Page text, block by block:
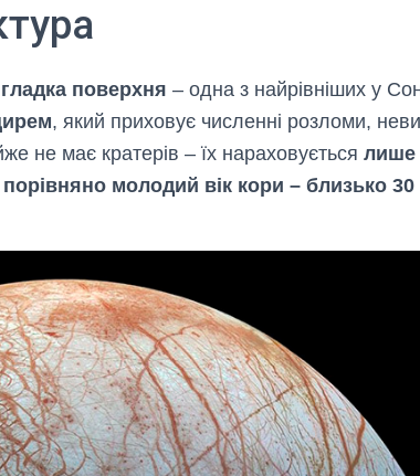
гладка поверхня – одна з найрівніших у
, який приховує численні розломи,
не має кратерів – їх нараховується лише
порівняно молодий вік кори – близько 30